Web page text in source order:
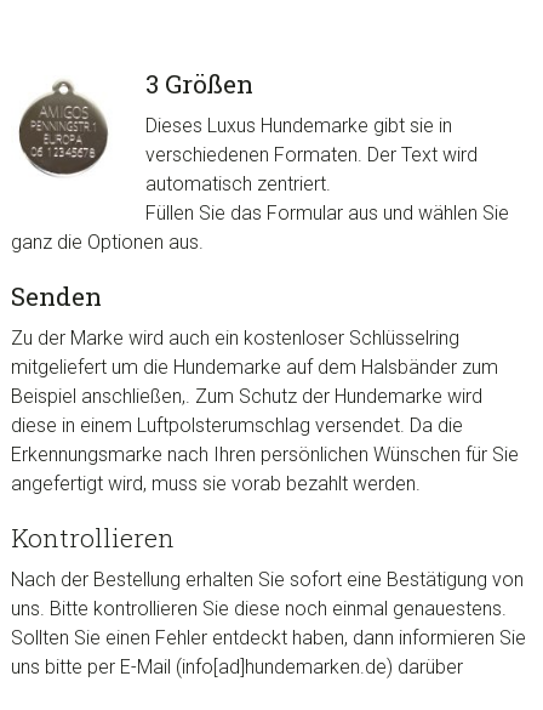
3 Größen
Dieses Luxus Hundemarke gibt sie in
verschiedenen Formaten. Der Text wird
automatisch zentriert.
Füllen Sie das Formular aus und wählen Sie
ganz die Optionen aus.
Senden
Zu der Marke wird auch ein kostenloser Schlüsselring
mitgeliefert um die Hundemarke auf dem Halsbänderzum
Beispiel anschließen,. Zum Schutz der Hundemarke wird
diese in einem Luftpolsterumschlag versendet. Da die
Erkennungsmarke nach Ihren persönlichen Wünschen für Sie
angefertigt wird, muss sie vorab bezahlt werden.
Kontrollieren
Nach der Bestellung erhalten Sie sofort eine Bestätigung von
uns. Bitte kontrollieren Sie diese noch einmal genauestens.
Sollten Sie einen Fehler entdeckt haben, dann informieren Sie
uns bitte per E-Mail (info[ad]hundemarken.de) darüber